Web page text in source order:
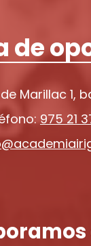
de
Marillac 1,
975 21